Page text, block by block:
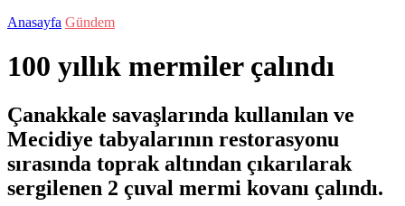
Anasayfa Gündem
100 yıllık mermiler çalındı
Çanakkale savaşlarında kullanılan ve
Mecidiye tabyalarının restorasyonu
sırasında toprak altından çıkarılarak
sergilenen 2 çuval mermi kovanı çalındı.